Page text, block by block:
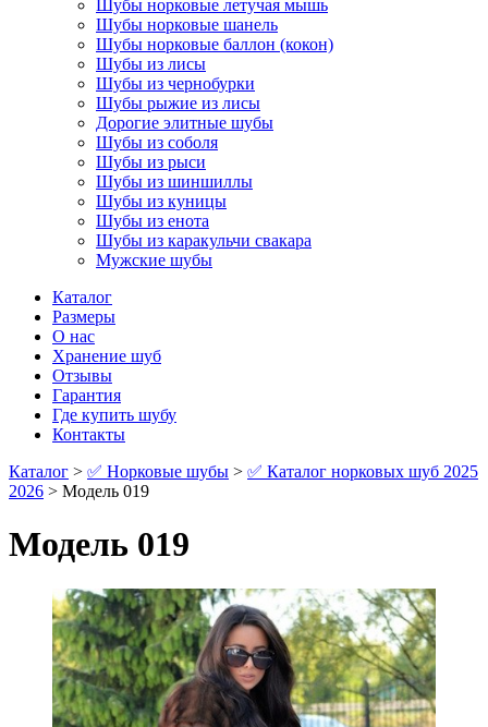
Шубы норковые летучая мышь
Шубы норковые шанель
Шубы норковые баллон (кокон)
Шубы из лисы
Шубы из чернобурки
Шубы рыжие из лисы
Дорогие элитные шубы
Шубы из соболя
Шубы из рыси
Шубы из шиншиллы
Шубы из куницы
Шубы из енота
Шубы из каракульчи свакара
Мужские шубы
Каталог
Размеры
О нас
Хранение шуб
Отзывы
Гарантия
Где купить шубу
Контакты
Каталог > ✅ Норковые шубы > ✅ Каталог норковых шуб 2025
2026 > Модель 019
Модель 019